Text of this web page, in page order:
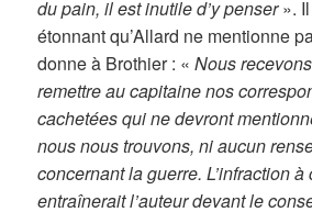
du pain, il est inutile d’y penser». Il
étonnant qu’Allard ne mentionne
donne à Brothier : «Nous
remettre au capitaine nos
cachetées qui ne devront
nous nous trouvons, ni aucun
concernant la guerre. L’infraction à
entraînerait l’auteur devant le